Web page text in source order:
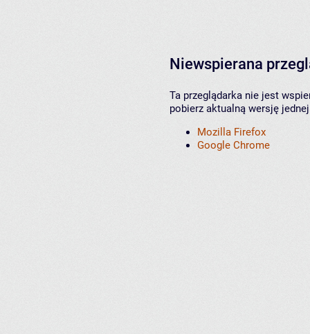
Niewspierana
Ta przeglądarka nie jest
pobierz aktualną wersję
Mozilla Firefox
Google Chrome